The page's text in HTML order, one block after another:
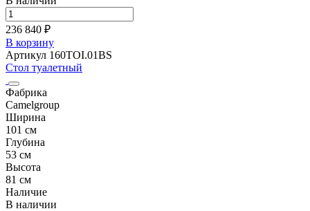
236 840 ₽
В корзину
Артикул 160TOI.01BS
Стол туалетный
Фабрика
Camelgroup
Ширина
101 см
Глубина
53 см
Высота
81 см
Наличие
В наличии